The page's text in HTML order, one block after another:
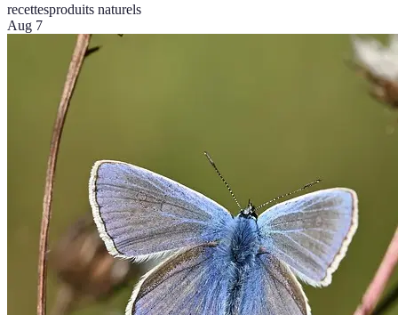
recettesproduits naturels
Aug 7